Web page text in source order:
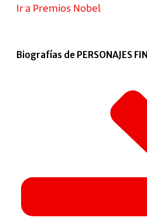
Ir a Premios Nobel
Biografías de PERSONAJES